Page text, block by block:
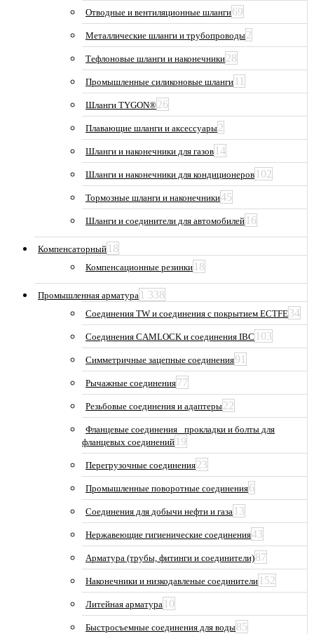
Отводные и вентиляционные шланги69
Металлические шланги и трубопроводы2
Тефлоновые шланги и наконечники28
Промышленные силиконовые шланги 11
Шланги TYGON®26
Плавающие шланги и аксессуары2
Шланги и наконечники для газов 14
Шланги и наконечники для кондиционеров 102
Тормозные шланги и наконечники45
Шланги и соединители для автомобилей 16
Компенсаторный 18
Компенсационные резинки 18
Промышленная арматура 1 338
Соединения TW и соединения с покрытием ECTFE34
Соединения CAMLOCK и соединения IBC 103
Симметричные зацепные соединения91
Рычажные соединения77
Резьбовые соединения и адаптеры22
Фланцевые соединения_ прокладки и болты для
фланцевых соединений 19
Перегрузочные соединения23
Промышленные поворотные соединения6
Соединения для добычи нефти и газа 13
Нержавеющие гигиенические соединения43
Арматура (трубы, фитинги и соединители)87
Наконечники и низкодавленые соединители 152
Литейная арматура 10
Быстросъемные соединения для воды85